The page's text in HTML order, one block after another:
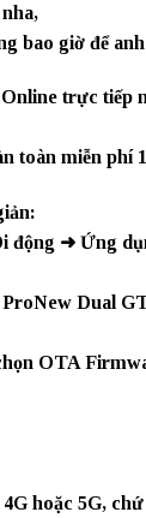
bao giờ để
trực tiếp
toàn miễn phí
động ➜ Ứng
ProNew Dual
OTA
4G hoặc 5G,